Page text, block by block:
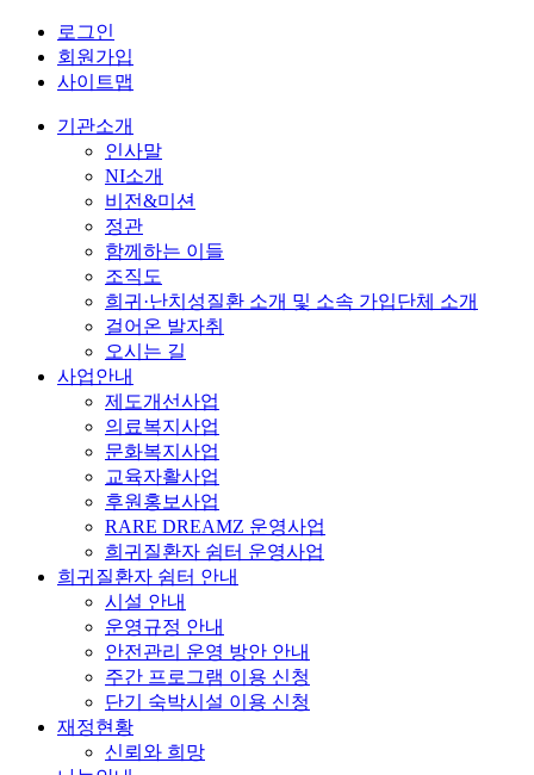
로그인
회원가입
사이트맵
기관소개
인사말
NI소개
비전&미션
정관
함께하는 이들
조직도
희귀·난치성질환 소개 및 소속 가입단체 소개
걸어온 발자취
오시는 길
사업안내
제도개선사업
의료복지사업
문화복지사업
교육자활사업
후원홍보사업
RARE DREAMZ 운영사업
희귀질환자 쉼터 운영사업
희귀질환자 쉼터 안내
시설 안내
운영규정 안내
안전관리 운영 방안 안내
주간 프로그램 이용 신청
단기 숙박시설 이용 신청
재정현황
신뢰와 희망